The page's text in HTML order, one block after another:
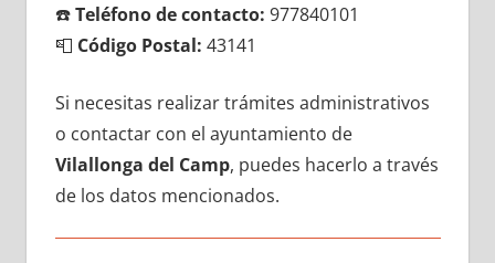
☎️Teléfono dе contacto: 977840101
📮 Código Postal: 43141
Si necesitas realizar trámites administrativos
ο contactar сοn el ayuntamiento dе
Vilallonga del Camp, puedes hacerlo а través
dе los datos mencionados.